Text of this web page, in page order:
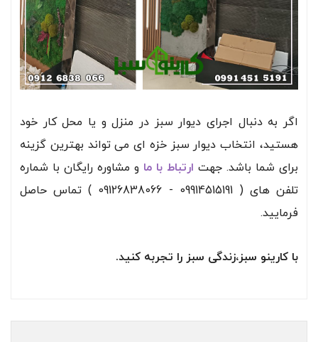
اگر به دنبال اجرای دیوار سبز در منزل و یا محل کار خود
هستید، انتخاب دیوار سبز خزه ای می تواند بهترین گزینه
برای شما باشد. جهت ارتباط با ما و مشاوره رایگان با شماره
تلفن های ( 09914515191 - 09126838066 ) تماس حاصل
فرمایید.
با کارینو سبز،زندگی سبز را تجربه کنید.